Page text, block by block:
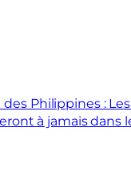
Philippines :
à jamais dans